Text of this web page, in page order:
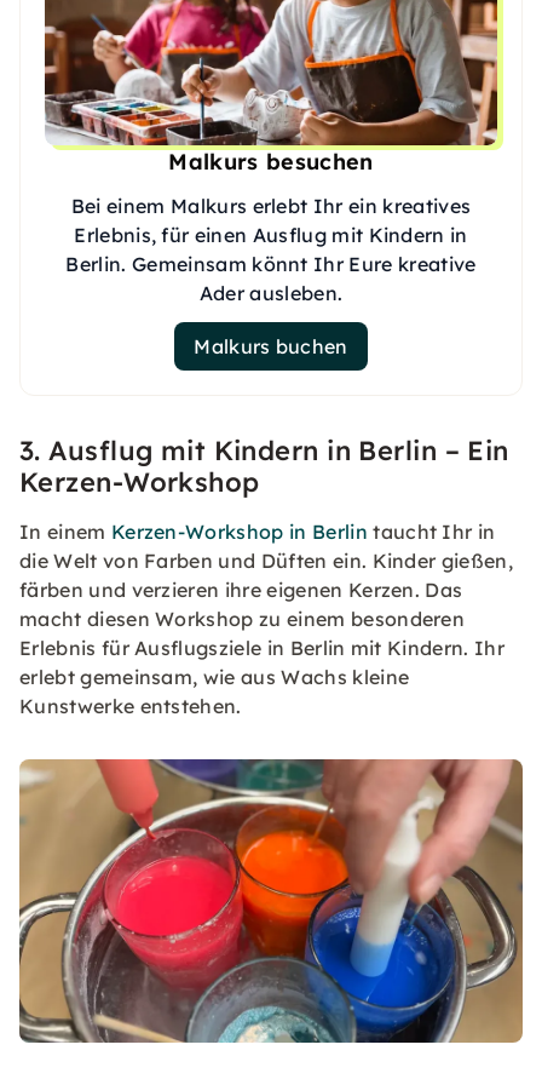
Malkurs besuchen
Bei einem Malkurs erlebt Ihr ein kreatives
Erlebnis, für einen Ausflug mit Kindern in
Berlin. Gemeinsam könnt Ihr Eure kreative
Ader ausleben.
Malkurs buchen
3. Ausflug mit Kindern in Berlin – Ein
Kerzen-Workshop
In einem Kerzen-Workshop in Berlin taucht Ihr in
die Welt von Farben und Düften ein. Kinder gießen,
färben und verzieren ihre eigenen Kerzen. Das
macht diesen Workshop zu einem besonderen
Erlebnis für Ausflugsziele in Berlin mit Kindern. Ihr
erlebt gemeinsam, wie aus Wachs kleine
Kunstwerke entstehen.